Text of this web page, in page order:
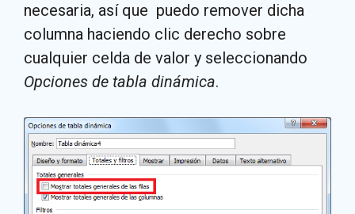
necesaria, así que puedo remover dicha
columna haciendo clic derecho sobre
cualquier celda de valor y seleccionando
Opciones de tabla dinámica.